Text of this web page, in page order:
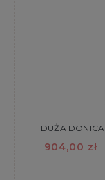
DUŻA
904,00 zł